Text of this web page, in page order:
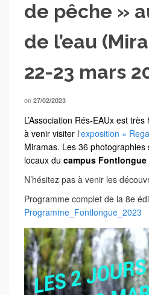
de pêche »
de l’eau
22-23 mars
on 27/02/2023
L’Association Rés-EAUx est
à venir visiter l‘exposition «
Miramas. Les 36
locaux du campus Fontlongue
N’hésitez pas à venir les
Programme complet de la 8e
Programme_Fontlongue_2023